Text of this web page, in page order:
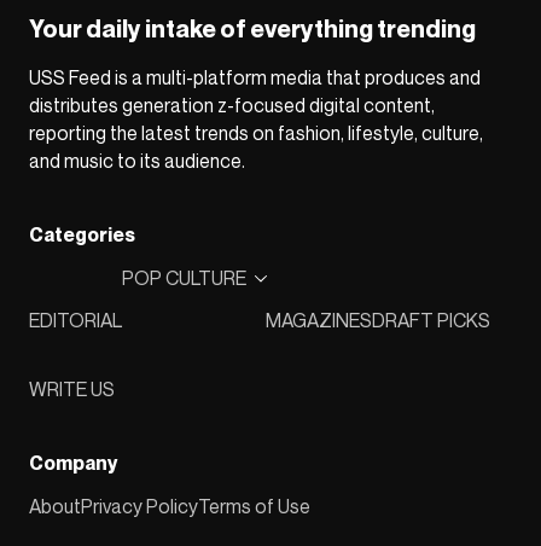
Your daily intake of everything trending
USS Feed is a multi-platform media that produces and
distributes generation z-focused digital content,
reporting the latest trends on fashion, lifestyle, culture,
and music to its audience.
Categories
EDITORIAL
POP CULTURE
MAGAZINESDRAFT PICKS
WRITE US
Company
AboutPrivacy PolicyTerms of Use